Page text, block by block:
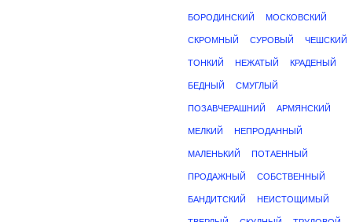
БОРОДИНСКИЙ МОСКОВСКИЙ
СКРОМНЫЙ СУРОВЫЙ ЧЕШСКИЙ
ТОНКИЙ НЕЖАТЫЙ КРАДЕНЫЙ
БЕДНЫЙ СМУГЛЫЙ
ПОЗАВЧЕРАШНИЙ АРМЯНСКИЙ
МЕЛКИЙ НЕПРОДАННЫЙ
МАЛЕНЬКИЙ ПОТАЕННЫЙ
ПРОДАЖНЫЙ СОБСТВЕННЫЙ
БАНДИТСКИЙ НЕИСТОЩИМЫЙ